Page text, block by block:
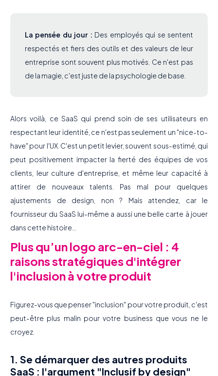
La pensée du jour : Des employés qui se sentent
respectés et fiers des outils et des valeurs de leur
entreprise sont souvent plus motivés. Ce n'est pas
de la magie, c'est juste de la psychologie de base.
Alors voilà, ce SaaS qui prend soin de ses utilisateurs en
respectant leur identité, ce n'est pas seulement un "nice-to-
have" pour l'UX. C'est un petit levier, souvent sous-estimé, qui
peut positivement impacter la fierté des équipes de vos
clients, leur culture d'entreprise, et même leur capacité à
attirer de nouveaux talents. Pas mal pour quelques
ajustements de design, non ? Mais attendez, car le
fournisseur du SaaS lui-même a aussi une belle carte à jouer
dans cette histoire...
Plus qu’un logo arc-en-ciel : 4
raisons stratégiques d'intégrer
l'inclusion à votre produit
Figurez-vous que penser "inclusion" pour votre produit, c'est
peut-être plus malin pour votre business que vous ne le
croyez.
1. Se démarquer des autres produits
SaaS : l'argument "Inclusif by design"